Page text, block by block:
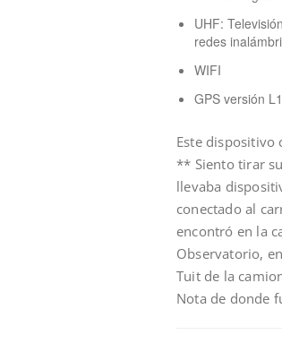
UHF:
redes
WIFI
GPS versión
Este dispositivo
** Siento tirar
llevaba
conectado al
encontró en la
Observatorio,
Tuit de la
Nota de donde